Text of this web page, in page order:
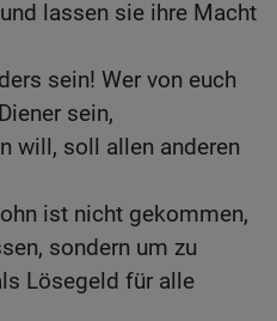
lassen sie ihre Macht
sein! Wer von euch
sein,
will, soll allen anderen
ist nicht gekommen,
sondern um zu
Lösegeld für alle